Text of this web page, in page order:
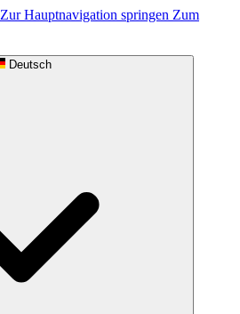
Zur Hauptnavigation springen Zum
Deutsch